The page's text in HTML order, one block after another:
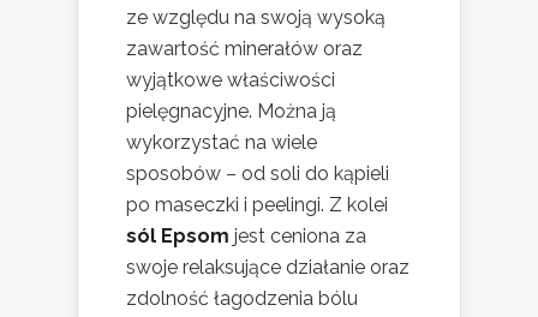
ze względu na swoją wysoką
zawartość minerałów oraz
wyjątkowe właściwości
pielęgnacyjne. Można ją
wykorzystać na wiele
sposobów – od soli do kąpieli
po maseczki i peelingi. Z kolei
sól Epsom jest ceniona za
swoje relaksujące działanie oraz
zdolność łagodzenia bólu